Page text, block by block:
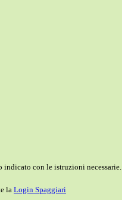
con le istruzioni necessarie.
la Login Spaggiari